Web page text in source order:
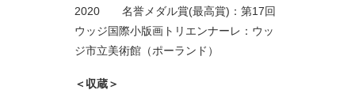
2020 名誉メダル賞(最高賞)：第17回
ウッジ国際小版画トリエンナーレ：ウッ
ジ市立美術館（ポーランド）
＜収蔵＞